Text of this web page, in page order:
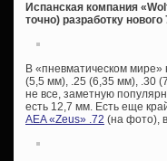
Испанская компания
точно) разработку
В «пневматическом
(5,5 мм), .25 (6,35 мм), .30
не все, заметную
есть 12,7 мм. Есть еще
AEA «Zeus» .72 (на фото),